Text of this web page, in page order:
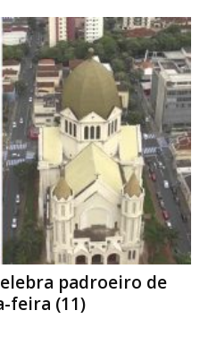
padroeiro de
feira (11)